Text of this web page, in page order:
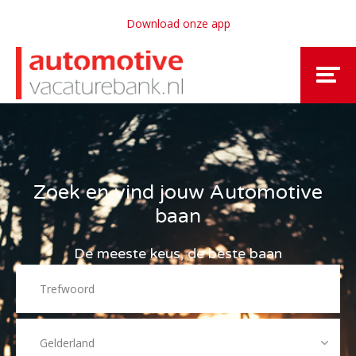
Download onze app
Zoek en vind jouw Automotive
baan
De meeste keus, de beste baan